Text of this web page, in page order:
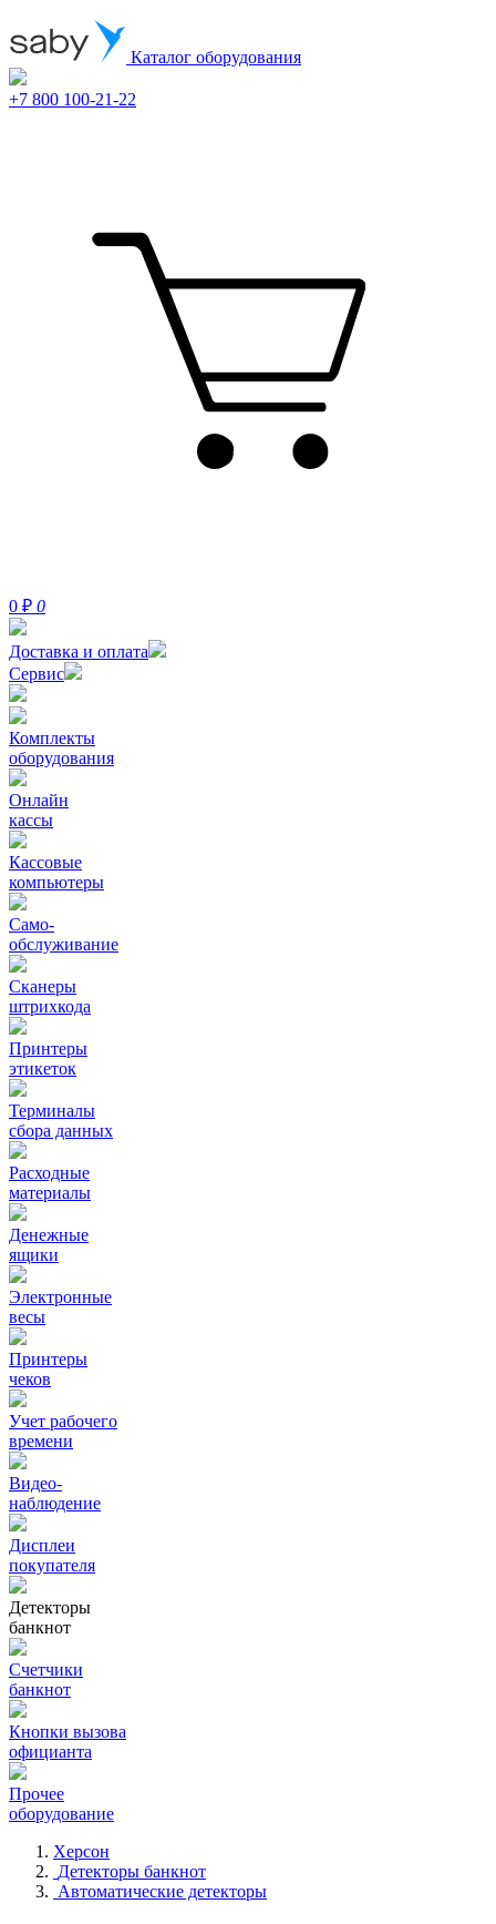
Каталог оборудования
+7 800 100-21-22
0 ₽ 0
Доставка и оплата
Сервис
Комплекты
оборудования
Онлайн
кассы
Кассовые
компьютеры
Само-
обслуживание
Сканеры
штрихкода
Принтеры
этикеток
Терминалы
сбора данных
Расходные
материалы
Денежные
ящики
Электронные
весы
Принтеры
чеков
Учет рабочего
времени
Видео‑
наблюдение
Дисплеи
покупателя
Детекторы
банкнот
Счетчики
банкнот
Кнопки вызова
официанта
Прочее
оборудование
Херсон
Детекторы банкнот
Автоматические детекторы